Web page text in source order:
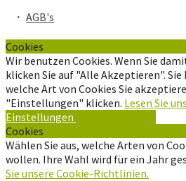
・ AGB's
Cookies
Wir benutzen Cookies. Wenn Sie
klicken Sie auf "Alle Akzeptieren".
welche Art von Cookies Sie
"Einstellungen" klicken. Lesen Sie
Einstellungen
Cookies
Wählen Sie aus, welche Arten von
wollen. Ihre Wahl wird für ein Jahr
Sie unsere Cookie-Richtlinien.